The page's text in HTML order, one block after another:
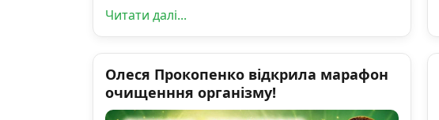
Читати далі...
Олеся Прокопенко відкрила марафон
очищенння організму!